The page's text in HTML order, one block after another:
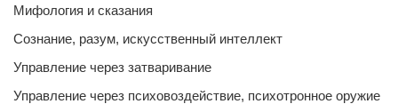
Мифология и сказания
Сознание, разум, искусственный интеллект
Управление через затваривание
Управление через психовоздействие, психотронное оружие